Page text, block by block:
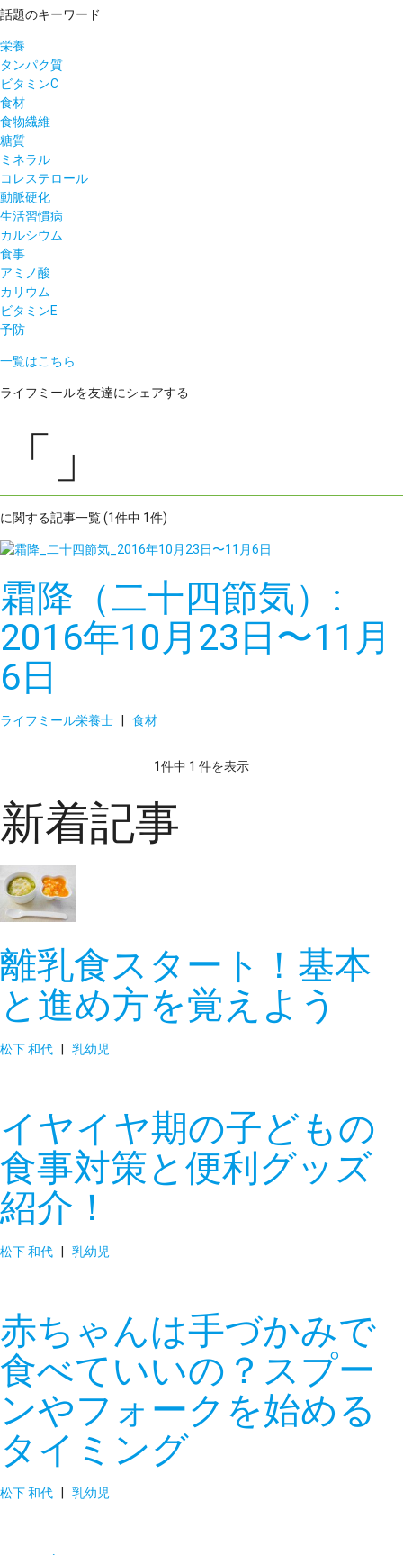
話題のキーワード
栄養
タンパク質
ビタミンC
食材
食物繊維
糖質
ミネラル
コレステロール
動脈硬化
生活習慣病
カルシウム
食事
アミノ酸
カリウム
ビタミンE
予防
一覧はこちら
ライフミールを友達にシェアする
「」
に関する記事一覧 (1件中 1件)
霜降（二十四節気）:
2016年10月23日〜11月
6日
ライフミール栄養士 | 食材
1件中 1 件を表示
新着記事
離乳食スタート！基本
と進め方を覚えよう
松下 和代 | 乳幼児
イヤイヤ期の子どもの
食事対策と便利グッズ
紹介！
松下 和代 | 乳幼児
赤ちゃんは手づかみで
食べていいの？スプー
ンやフォークを始める
タイミング
松下 和代 乳幼児